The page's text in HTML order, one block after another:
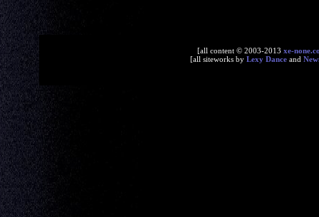
[all content © 2003-2013 xe-
[all siteworks by Lexy Dance and